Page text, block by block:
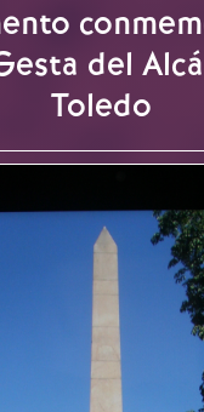
del
Toledo